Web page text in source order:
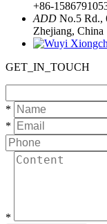
+86-
ADD No.5 Rd.,
Zhejiang, China
GET_IN_TOUCH
*
*
*